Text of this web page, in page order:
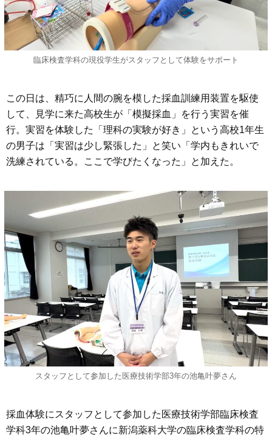
臨床検査学科の現役学生がスタッフとして体験をサポート
この日は、精巧に人間の腕を模した採血訓練用装置を駆使
して、見学に来た高校生が「模擬採血」を行う実習を催
行。実習を体験した「理科の実験が好き」という高校1年生
の男子は「実習は少し緊張した」と笑い「学内もきれいで
洗練されている。ここで学びたくなった」と加えた。
スタッフとして参加した医療技術学部3年の池亀叶夢さん
採血体験にスタッフとして参加した医療技術学部臨床検査
学科3年の池亀叶夢さんに新潟薬科大学の臨床検査学科の特